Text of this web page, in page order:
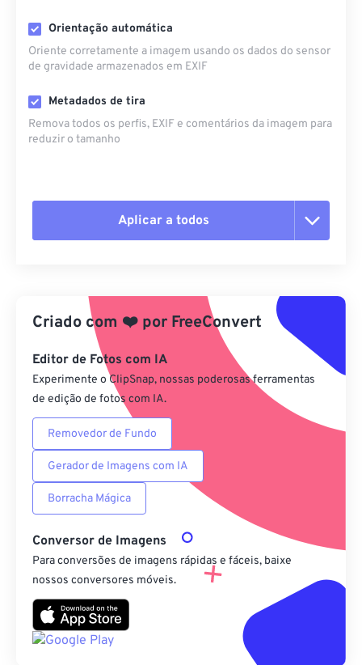
Orientação automática
Oriente corretamente a imagem usando os dados do sensor
de gravidade armazenados em EXIF
Metadados de tira
Remova todos os perfis, EXIF ​​e comentários da imagem para
reduzir o tamanho
Aplicar a todos
Aplicar a partir da predefinição
Salvar como predefinição
Criado com ❤️ por FreeConvert
Editor de Fotos com IA
Experimente o ClipSnap, nossas poderosas ferramentas
de edição de fotos com IA.
Removedor de Fundo
Gerador de Imagens com IA
Borracha Mágica
Conversor de Imagens
Para conversões de imagens rápidas e fáceis, baixe
nossos conversores móveis.